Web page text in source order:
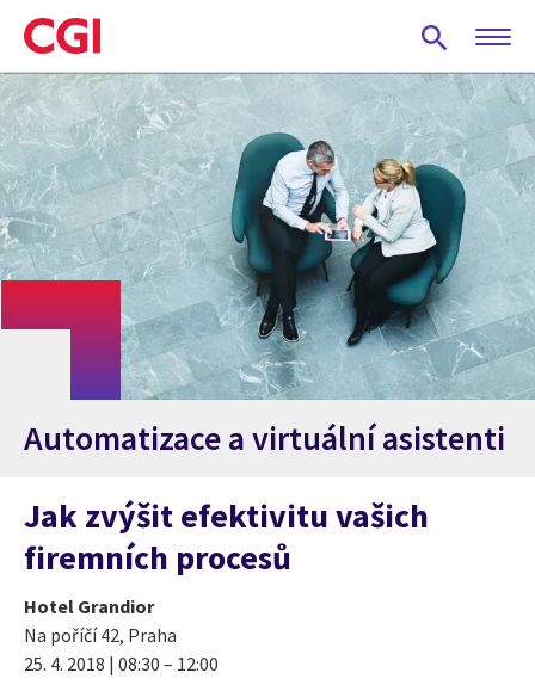
Skip
to
main
content
Automatizace a virtuální asistenti
Jak zvýšit efektivitu vašich
firemních procesů
Hotel Grandior
Na poříčí 42, Praha
25. 4. 2018 | 08:30 – 12:00